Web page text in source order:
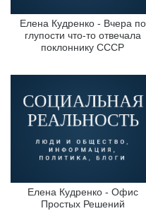
Елена Кудренко - Вчера по
глупости что-то отвечала
поклоннику СССР
Елена Кудренко - Офис
Простых Решений